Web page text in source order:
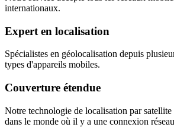
internationaux.
Expert en localisation
Spécialistes en géolocalisation depuis
types d'appareils mobiles.
Couverture étendue
Notre technologie de localisation par
dans le monde où il y a une connexion